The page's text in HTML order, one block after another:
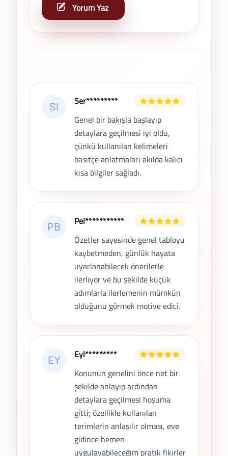
Yorum Yaz
Son Yorumlar
Ser*********
Genel bir bakışla başlayıp
detaylara geçilmesi iyi oldu,
çünkü kullanılan kelimeleri
basitçe anlatmaları akılda kalıcı
kısa bilgiler sağladı.
Pel***********
Özetler sayesinde genel tabloyu
kaybetmeden, günlük hayata
uyarlanabilecek önerilerle
ilerliyor ve bu şekilde küçük
adımlarla ilerlemenin mümkün
olduğunu görmek motive edici.
Eyl*********
Konunun genelini önce net bir
şekilde anlayıp ardından
detaylara geçilmesi hoşuma
gitti; özellikle kullanılan
terimlerin anlaşılır olması, eve
gidince hemen
uygulayabileceğim pratik fikirler